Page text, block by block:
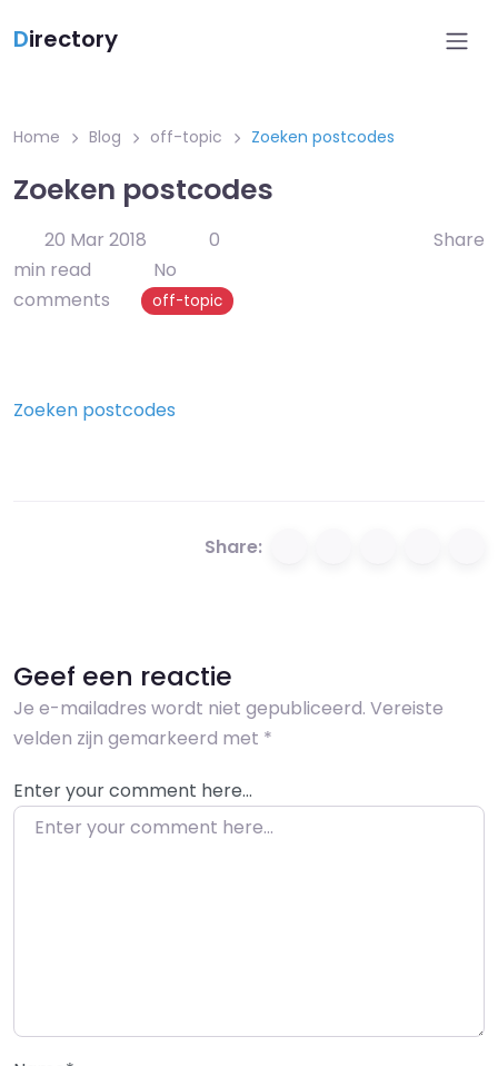
Directory
Home Blog off-topic Zoeken postcodes
Zoeken postcodes
20 Mar 2018
0
min read
No
comments
off-topic
Share
Zoeken postcodes
Share:
Geef een reactie
Je e-mailadres wordt niet gepubliceerd. Vereiste
velden zijn gemarkeerd met *
Enter your comment here…